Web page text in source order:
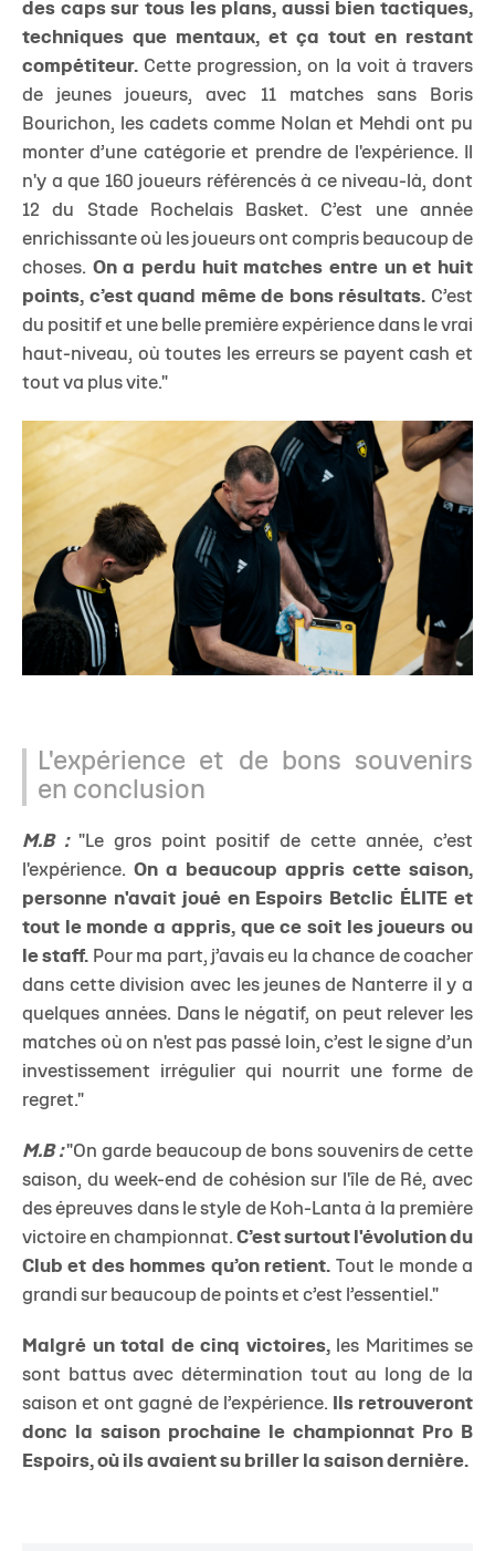
des caps sur tous les plans, aussi bien tactiques,
techniques que mentaux, et ça tout en restant
compétiteur. Cette progression, on la voit à travers
de jeunes joueurs, avec 11 matches sans Boris
Bourichon, les cadets comme Nolan et Mehdi ont pu
monter d’une catégorie et prendre de l'expérience. Il
n'y a que 160 joueurs référencés à ce niveau-là, dont
12 du Stade Rochelais Basket. C’est une année
enrichissante où les joueurs ont compris beaucoup de
choses. On a perdu huit matches entre un et huit
points, c’est quand même de bons résultats. C’est
du positif et une belle première expérience dans le vrai
haut-niveau, où toutes les erreurs se payent cash et
tout va plus vite."
L'expérience et de bons souvenirs
en conclusion
M.B : "Le gros point positif de cette année, c’est
l'expérience. On a beaucoup appris cette saison,
personne n'avait joué en Espoirs Betclic ÉLITE et
tout le monde a appris, que ce soit les joueurs ou
le staff. Pour ma part, j’avais eu la chance de coacher
dans cette division avec les jeunes de Nanterre il y a
quelques années. Dans le négatif, on peut relever les
matches où on n'est pas passé loin, c’est le signe d’un
investissement irrégulier qui nourrit une forme de
regret."
M.B :"On garde beaucoup de bons souvenirs de cette
saison, du week-end de cohésion sur l'île de Ré, avec
des épreuves dans le style de Koh-Lanta à la première
victoire en championnat. C’est surtout l'évolution du
Club et des hommes qu’on retient. Tout le monde a
grandi sur beaucoup de points et c’est l’essentiel."
Malgré un total de cinq victoires,les Maritimes se
sont battus avec détermination tout au long de la
saison et ont gagné de l’expérience. Ils retrouveront
donc la saison prochaine le championnat Pro B
Espoirs, où ils avaient su briller la saison dernière.